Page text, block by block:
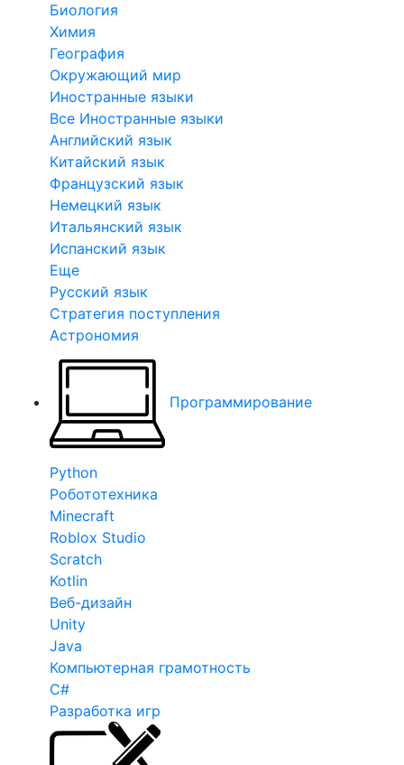
Биология
Химия
География
Окружающий мир
Иностранные языки
Все Иностранные языки
Английский язык
Китайский язык
Французский язык
Немецкий язык
Итальянский язык
Испанский язык
Еще
Русский язык
Стратегия поступления
Астрономия
Программирование
Python
Робототехника
Minecraft
Roblox Studio
Scratch
Kotlin
Веб-дизайн
Unity
Java
Компьютерная грамотность
C#
Разработка игр